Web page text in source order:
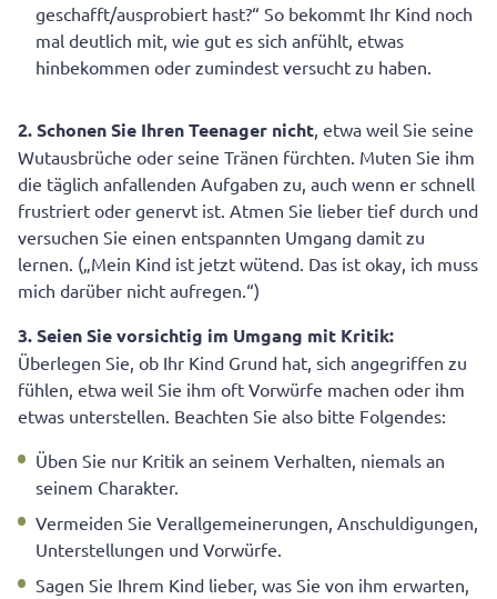
geschafft/ausprobiert hast?“ So bekommt Ihr Kind noch
mal deutlich mit, wie gut es sich anfühlt, etwas
hinbekommen oder zumindest versucht zu haben.
2. Schonen Sie Ihren Teenager nicht, etwa weil Sie seine
Wutausbrüche oder seine Tränen fürchten. Muten Sie ihm
die täglich anfallenden Aufgaben zu, auch wenn er schnell
frustriert oder genervt ist. Atmen Sie lieber tief durch und
versuchen Sie einen entspannten Umgang damit zu
lernen. („Mein Kind ist jetzt wütend. Das ist okay, ich muss
mich darüber nicht aufregen.“)
3. Seien Sie vorsichtig im Umgang mit Kritik:
Überlegen Sie, ob Ihr Kind Grund hat, sich angegriffen zu
fühlen, etwa weil Sie ihm oft Vorwürfe machen oder ihm
etwas unterstellen. Beachten Sie also bitte Folgendes:
Üben Sie nur Kritik an seinem Verhalten, niemals an
seinem Charakter.
Vermeiden Sie Verallgemeinerungen, Anschuldigungen,
Unterstellungen und Vorwürfe.
Sagen Sie Ihrem Kind lieber, was Sie von ihm erwarten,